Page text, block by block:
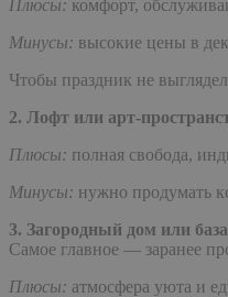
Плюсы: комфорт,
Минусы: высокие цены в
Чтобы праздник не
2. Лофт или арт-
Плюсы: полная свобода,
Минусы: нужно продумать
3. Загородный дом или
Самое главное — заранее
Плюсы: атмосфера уюта и